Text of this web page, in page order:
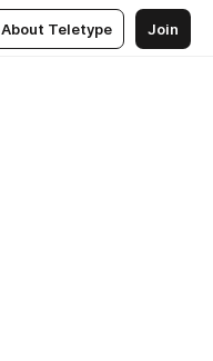
About Teletype Join